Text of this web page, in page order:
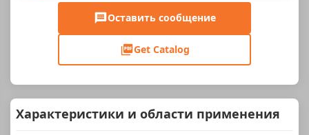
Оставить сообщение
Get Catalog
Характеристики и области применения